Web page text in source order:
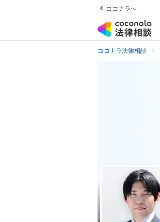
ココナラへ
ココナラ法律相談